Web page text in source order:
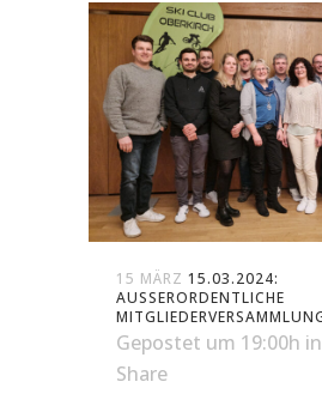
15 MÄRZ 15.03.2024:
AUSSERORDENTLICHE M
ITGLIEDERVERSAMMLUNG
Gepostet um 19:00h in
Share